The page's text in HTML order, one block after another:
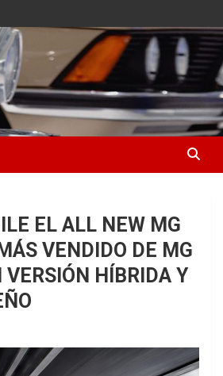
audiovisual para el sector automotriz
EL ALL NEW MG
VENDIDO DE MG
VERSIÓN HÍBRIDA Y